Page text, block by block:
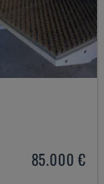
85.000 €